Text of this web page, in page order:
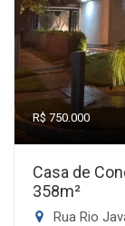
R$ 750.000
Casa de
358m²
Rua Rio